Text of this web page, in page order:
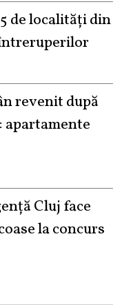
de localități din
revenit după
apartamente
Cluj face
la concurs